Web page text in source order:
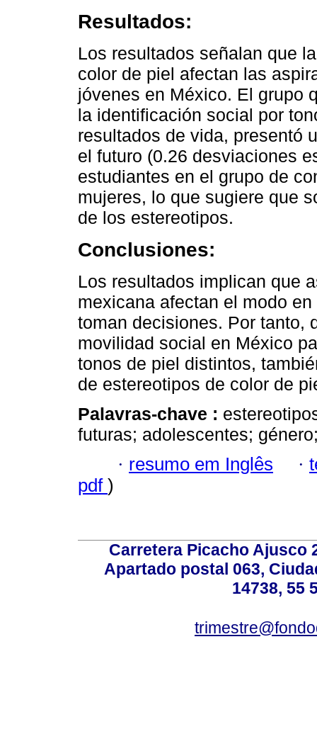
Resultados:
Los resultados señalan que
color de piel afectan las
jóvenes en México. El grupo
la identificación social por
resultados de vida, presentó
el futuro (0.26 desviaciones
estudiantes en el grupo de
mujeres, lo que sugiere que
de los estereotipos.
Conclusiones:
Los resultados implican que
mexicana afectan el modo
toman decisiones. Por tanto,
movilidad social en México
tonos de piel distintos,
de estereotipos de color de
Palavras-chave :
futuras; adolescentes;
· resumo em Inglês ·
pdf )
Carretera Picacho Ajusco
Apartado postal 063,
14738, 55